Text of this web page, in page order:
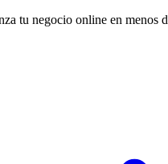
tu negocio online en menos